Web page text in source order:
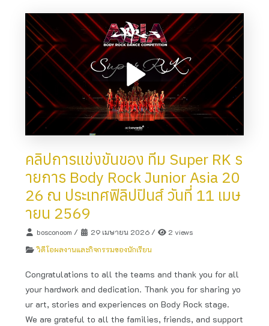
คลิปการแข่งขันของ ทีม Super RK ร
ายการ Body Rock Junior Asia 20
26 ณ ประเทศฟิลิปปินส์ วันที่ 11 เมษ
ายน 2569
bosconoom / 29 เมษายน 2026/
2 views
วิดีโอผลงานและกิจกรรมของนักเรียน
Congratulations to all the teams and thank you for all
your hardwork and dedication. Thank you for sharing yo
ur art, stories and experiences on Body Rock stage.
We are grateful to all the families, friends, and support